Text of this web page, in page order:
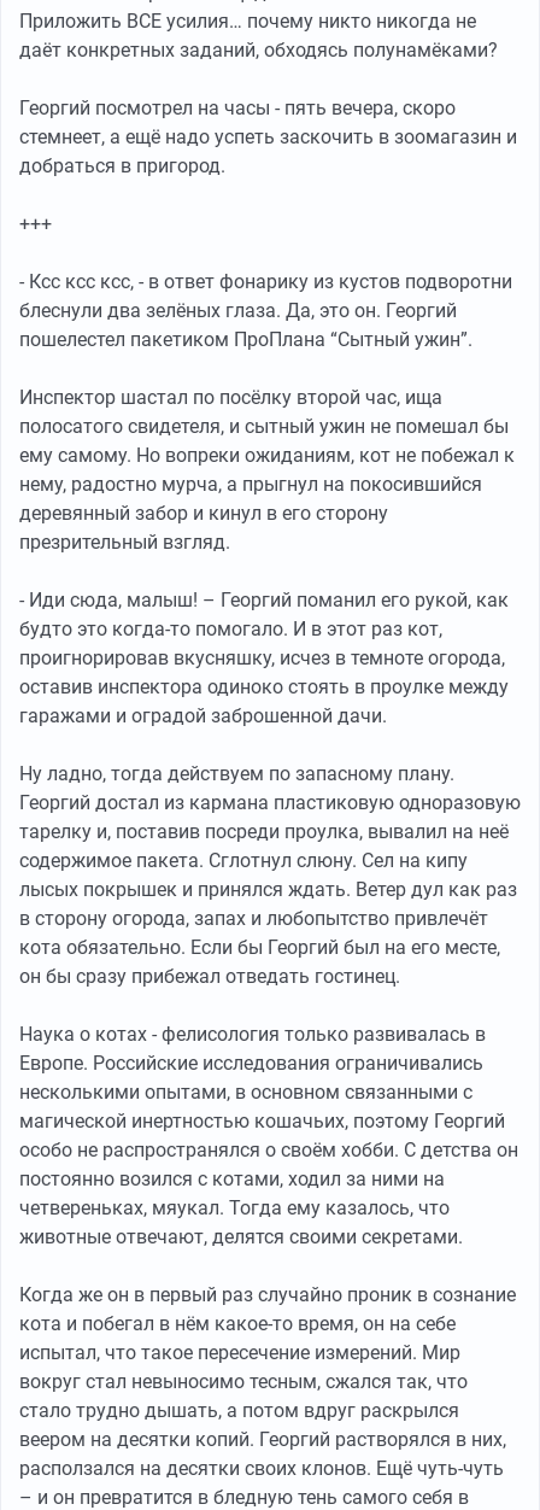
Приложить ВСЕ усилия… почему никто никогда не
даёт конкретных заданий, обходясь полунамёками?
Георгий посмотрел на часы - пять вечера, скоро
стемнеет, а ещё надо успеть заскочить в зоомагазин и
добраться в пригород.
+++
- Ксс ксс ксс, - в ответ фонарику из кустов подворотни
блеснули два зелёных глаза. Да, это он. Георгий
пошелестел пакетиком ПроПлана “Сытный ужин”.
Инспектор шастал по посёлку второй час, ища
полосатого свидетеля, и сытный ужин не помешал бы
ему самому. Но вопреки ожиданиям, кот не побежал к
нему, радостно мурча, а прыгнул на покосившийся
деревянный забор и кинул в его сторону
презрительный взгляд.
- Иди сюда, малыш! – Георгий поманил его рукой, как
будто это когда-то помогало. И в этот раз кот,
проигнорировав вкусняшку, исчез в темноте огорода,
оставив инспектора одиноко стоять в проулке между
гаражами и оградой заброшенной дачи.
Ну ладно, тогда действуем по запасному плану.
Георгий достал из кармана пластиковую одноразовую
тарелку и, поставив посреди проулка, вывалил на неё
содержимое пакета. Сглотнул слюну. Сел на кипу
лысых покрышек и принялся ждать. Ветер дул как раз
в сторону огорода, запах и любопытство привлечёт
кота обязательно. Если бы Георгий был на его месте,
он бы сразу прибежал отведать гостинец.
Наука о котах - фелисология только развивалась в
Европе. Российские исследования ограничивались
несколькими опытами, в основном связанными с
магической инертностью кошачьих, поэтому Георгий
особо не распространялся о своём хобби. С детства он
постоянно возился с котами, ходил за ними на
четвереньках, мяукал. Тогда ему казалось, что
животные отвечают, делятся своими секретами.
Когда же он в первый раз случайно проник в сознание
кота и побегал в нём какое-то время, он на себе
испытал, что такое пересечение измерений. Мир
вокруг стал невыносимо тесным, сжался так, что
стало трудно дышать, а потом вдруг раскрылся
веером на десятки копий. Георгий растворялся в них,
расползался на десятки своих клонов. Ещё чуть-чуть
– и он превратится в бледную тень самого себя в